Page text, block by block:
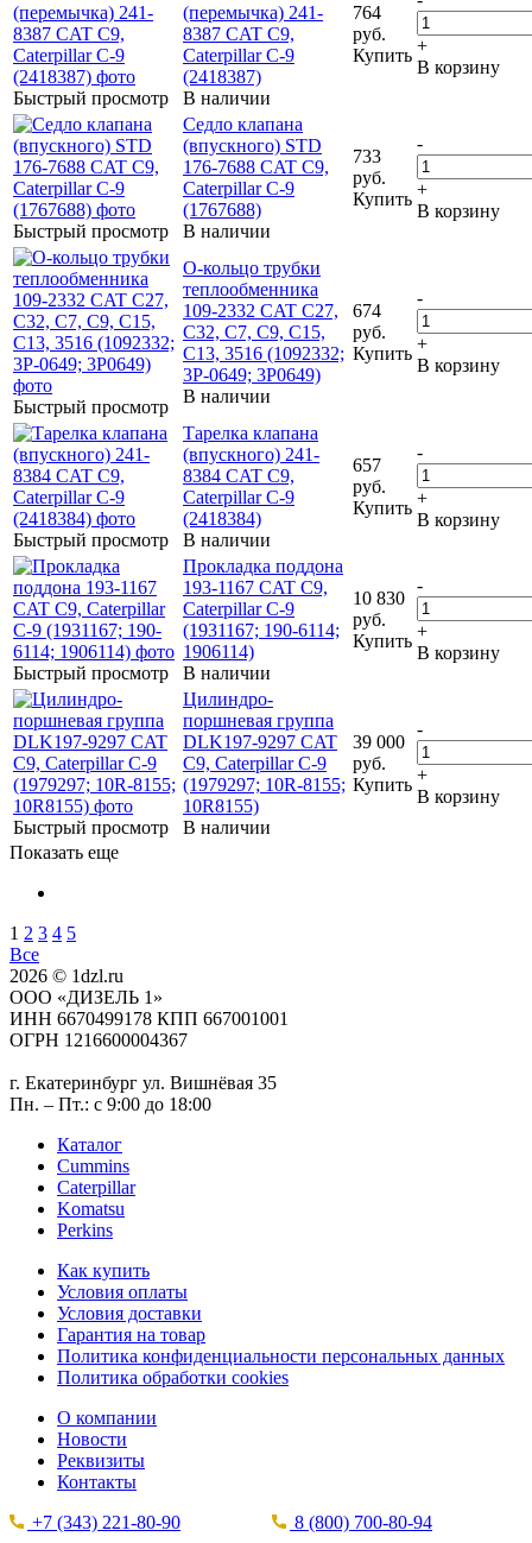
Быстрый просмотр
(перемычка) 241-
8387 CAT C9,
Caterpillar C-9
(2418387)
В наличии
764
руб.
Купить +
В корзину
Быстрый просмотр
Седло клапана
(впускного) STD
176-7688 CAT C9,
Caterpillar C-9
(1767688)
В наличии
733
руб.
Купить
-
+
В корзину
Быстрый просмотр
О-кольцо трубки
теплообменника
109-2332 CAT C27,
C32, C7, C9, C15,
C13, 3516 (1092332;
3P-0649; 3P0649)
В наличии
674
руб.
Купить
-
+
В корзину
Быстрый просмотр
Тарелка клапана
(впускного) 241-
8384 CAT C9,
Caterpillar C-9
(2418384)
В наличии
657
руб.
Купить
-
+
В корзину
Быстрый просмотр
Прокладка поддона
193-1167 CAT C9,
Caterpillar C-9
(1931167; 190-6114;
1906114)
В наличии
10 830
руб.
Купить
-
+
В корзину
Быстрый просмотр
Цилиндро-
поршневая группа
DLK197-9297 CAT
C9, Caterpillar C-9
(1979297; 10R-8155;
10R8155)
В наличии
39 000
руб.
Купить
-
+
В корзину
Показать еще
1 2 3 4 5
Все
2026 © 1dzl.ru
ООО «ДИЗЕЛЬ 1»
ИНН 6670499178 КПП 667001001
ОГРН 1216600004367
г. Екатеринбург ул. Вишнёвая 35
Пн. – Пт.: с 9:00 до 18:00
Каталог
Cummins
Caterpillar
Komatsu
Perkins
Как купить
Условия оплаты
Условия доставки
Гарантия на товар
Политика конфиденциальности персональных данных
Политика обработки cookies
О компании
Новости
Реквизиты
Контакты
+7 (343) 221-80-90
8 (800) 700-80-94